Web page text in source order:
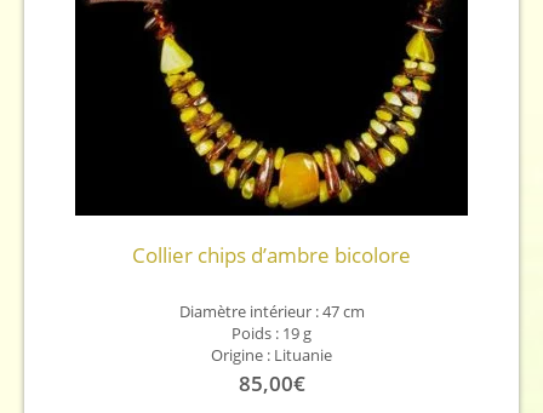
Collier chips d’ambre bicolore
Diamètre intérieur : 47 cm
Poids : 19 g
Origine : Lituanie
85,00€